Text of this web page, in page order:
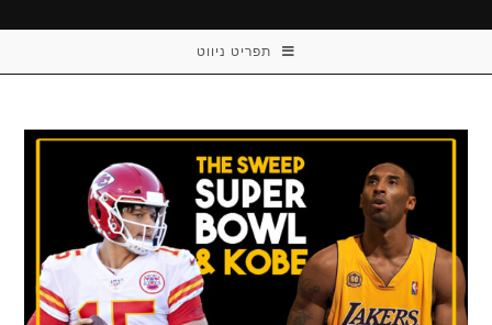
תפריט ניווט